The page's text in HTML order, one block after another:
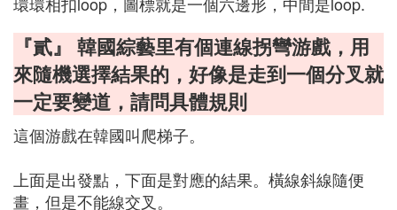
『貳』 韓國綜藝里有個連線拐彎游戲，用
來隨機選擇結果的，好像是走到一個分叉就
一定要變道，請問具體規則
這個游戲在韓國叫爬梯子。
上面是出發點，下面是對應的結果。橫線斜線隨便
畫，但是不能線交叉。